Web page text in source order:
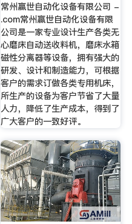
常州赢世自动化设备有限公司 -
.com常州赢世自动化设备有限
公司是一家专业设计生产各类无
心磨床自动送收料机，磨床水箱
磁性分离器等设备，拥有强大的
研发、设计和制造能力，可根据
客户的需求订做各类专用机床，
所生产的设备为客户节省了大量
人力，降低了生产成本，得到了
广大客户的一致好评。